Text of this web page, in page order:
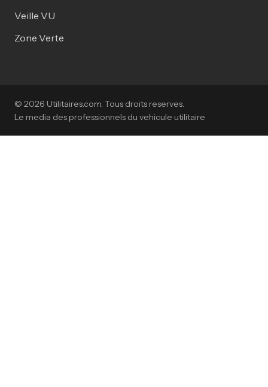
Veille VU
Zone Verte
© 2026 Utilitaires.com. Tous droits reserves.
Le media des professionnels du vehicule utilitaire